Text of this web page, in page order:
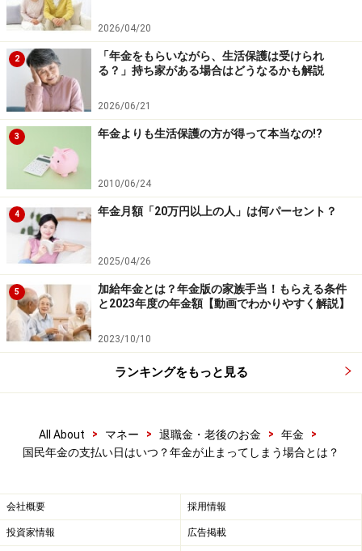
年金支払い額が減ってしまうケースも
また、年金は同じような額で継続して入金されると思っ
ていると、支払額変更通知が来て突然年金が減額されて
びっくりすることも少なくありません。どんなときに減
額されるか4つ挙げてみます。
1. 扶養親族申告書を前年出さなかった場合……基礎控除や
配偶者控除が適用されず、2月支払い年金が減額。提出
後は遡って年金が増えます。
2. 年下の配偶者が65歳になると、加給年金分が減額に……
例えば20年以上厚生年金に加入している夫は65歳から年
金版家族手当（加給年金）が支給されますが、妻が65歳
す。
歳以降も継続勤務し60歳時の給与が75％未満に減額され
ると、65歳まで雇用保険から高年齢雇用継続給付金が支
2026/04/20
2
「年金をもらいながら、生活保護は受けられ
る？」持ち家がある場合はどうなるかも解説
2026/06/21
3 年金よりも生活保護の方が得って本当なの!?
2010/06/24
4 年金月額「20万円以上の人」は何パーセント？
2025/04/26
5
加給年金とは？年金版の家族手当！もらえる条件
と2023年度の年金額【動画でわかりやすく解説】
2023/10/10
ランキングをもっと見る
All About > マネー > 退職金・老後のお金 > 年金
>
国民年金の支払い日はいつ？年金が止まってしまう場合とは？
会社概要 採用情報
投資家情報 広告掲載